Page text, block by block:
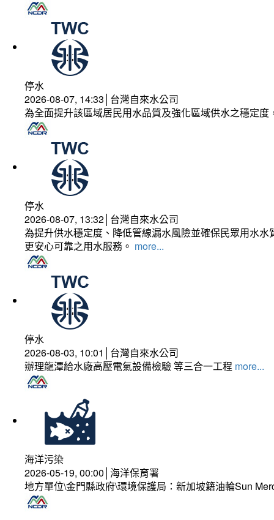
停水
2026-08-07, 14:33│台灣自來水公司
為全面提升該區域居民用水品質及強化區域供水之穩定
停水
2026-08-07, 13:32│台灣自來水公司
為提升供水穩定度、降低管線漏水風險並確保民眾用水
更安心可靠之用水服務。 more...
停水
2026-08-03, 10:01│台灣自來水公司
辦理龍潭給水廠高壓電氣設備檢驗 等三合一工程 more...
海洋污染
2026-05-19, 00:00│海洋保育署
地方單位\金門縣政府\環境保護局：新加坡籍油輪Sun